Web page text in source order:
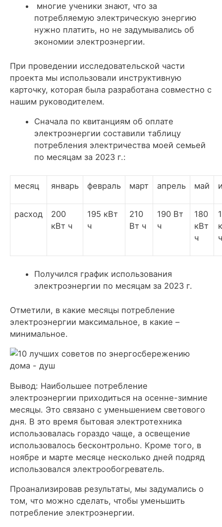
многие ученики знают, что за
потребляемую электрическую энергию
нужно платить, но не задумывались об
экономии электроэнергии.
При проведении исследовательской части
проекта мы использовали инструктивную
карточку, которая была разработана совместно с
нашим руководителем.
Сначала по квитанциям об оплате
электроэнергии составили таблицу
потребления электричества моей семьей
по месяцам за 2023 г.:
месяц январь февраль март апрель май
расход
200
кВт ч
195 кВт
ч
210
Вт ч
190 Вт
ч
180
кВт
ч
ч
Получился график использования
электроэнергии по месяцам за 2023 г.
Отметили, в какие месяцы потребление
электроэнергии максимальное, в какие –
минимальное.
Вывод: Наибольшее потребление
электроэнергии приходиться на осенне-зимние
месяцы. Это связано с уменьшением светового
дня. В это время бытовая электротехника
использовалась гораздо чаще, а освещение
использовалось бесконтрольно. Кроме того, в
ноябре и марте месяце несколько дней подряд
использовался электрообогреватель.
Проанализировав результаты, мы задумались о
том, что можно сделать, чтобы уменьшить
потребление электроэнергии.